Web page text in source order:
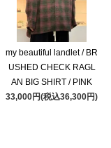
my beautiful landlet / BR
USHED CHECK RAGL
AN BIG SHIRT / PINK
33,000円(税込36,300円)